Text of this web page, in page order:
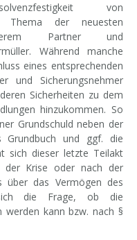
von
Thema der neuesten
Partner und
Während manche
eines entsprechenden
und Sicherungsnehmer
Sicherheiten zu dem
hinzukommen. So
Grundschuld neben der
Grundbuch und ggf. die
sich dieser letzte Teilakt
der Krise oder nach der
über das Vermögen des
die Frage, ob die
werden kann bzw. nach §